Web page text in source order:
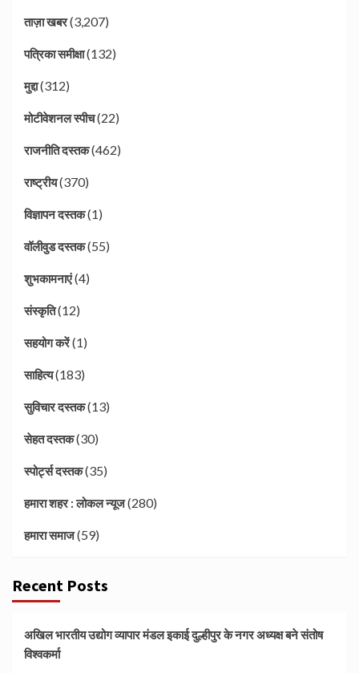
ताज़ा खबर(3,207)
पत्रिका समीक्षा(132)
मुद्दा(312)
मोटीवेशनल स्पीच(22)
राजनीति दस्तक(462)
राष्ट्रीय(370)
विज्ञापन दस्तक(1)
वॉलीवुड दस्तक(55)
शुभकामनाएं(4)
संस्कृति(12)
सहयोग करें(1)
साहित्य(183)
सुविचार दस्तक(13)
सेहत दस्तक(30)
स्पोर्ट्स दस्तक(35)
हमारा शहर : लोकल न्यूज(280)
हमारा समाज(59)
Recent Posts
अखिल भारतीय उद्योग व्यापार मंडल इकाई दुल्हीपुर के नगर अध्यक्ष बने संतोष
विश्वकर्मा